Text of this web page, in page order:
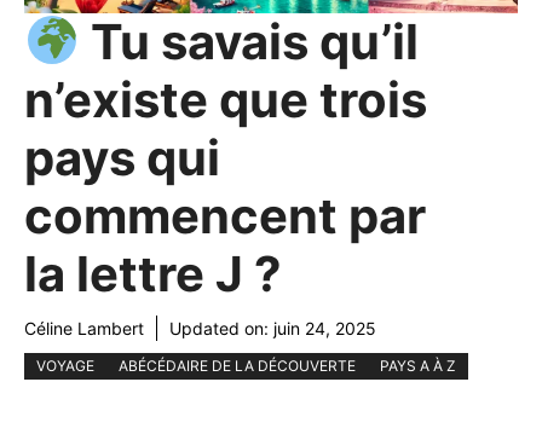
Tu savais qu’il
n’existe que trois
pays qui
commencent par
la lettre J ?
Céline Lambert Updated on: juin 24, 2025
VOYAGE ABÉCÉDAIRE DE LA DÉCOUVERTE PAYS A À Z